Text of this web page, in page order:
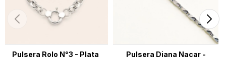
Pulsera Rolo N°3 - Plata
Pulsera Diana Nacar -